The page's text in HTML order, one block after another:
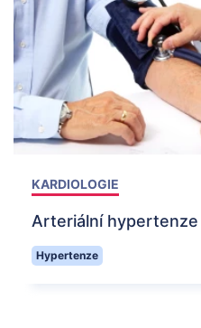
KARDIOLOGIE
Arteriální
Hypertenze